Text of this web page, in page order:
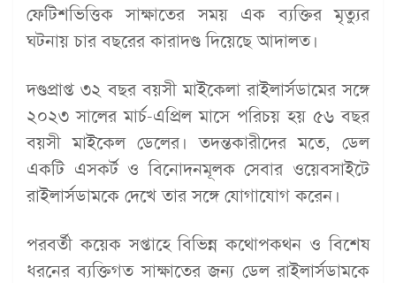
ফেটিশভিত্তিক সাক্ষাতের সময় এক ব্যক্তির মৃত্যুর
ঘটনায় চার বছরের কারাদণ্ড দিয়েছে আদালত।
দণ্ডপ্রাপ্ত ৩২ বছর বয়সী মাইকেলা রাইলার্সডামের সঙ্গে
২০২৩ সালের মার্চ-এপ্রিল মাসে পরিচয় হয় ৫৬ বছর
বয়সী মাইকেল ডেলের। তদন্তকারীদের মতে, ডেল
একটি এসকর্ট ও বিনোদনমূলক সেবার ওয়েবসাইটে
রাইলার্সডামকে দেখে তার সঙ্গে যোগাযোগ করেন।
পরবর্তী কয়েক সপ্তাহে বিভিন্ন কথোপকথন ও বিশেষ
ধরনের ব্যক্তিগত সাক্ষাতের জন্য ডেল রাইলার্সডামকে